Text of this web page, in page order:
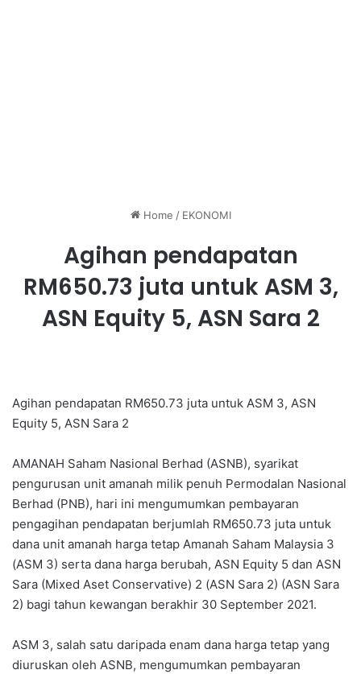
Home / EKONOMI
Agihan pendapatan
RM650.73 juta untuk ASM 3,
ASN Equity 5, ASN Sara 2
Agihan pendapatan RM650.73 juta untuk ASM 3, ASN
Equity 5, ASN Sara 2
AMANAH Saham Nasional Berhad (ASNB), syarikat
pengurusan unit amanah milik penuh Permodalan Nasional
Berhad (PNB), hari ini mengumumkan pembayaran
pengagihan pendapatan berjumlah RM650.73 juta untuk
dana unit amanah harga tetap Amanah Saham Malaysia 3
(ASM 3) serta dana harga berubah, ASN Equity 5 dan ASN
Sara (Mixed Aset Conservative) 2 (ASN Sara 2) (ASN Sara
2) bagi tahun kewangan berakhir 30 September 2021.
ASM 3, salah satu daripada enam dana harga tetap yang
diuruskan oleh ASNB, mengumumkan pembayaran